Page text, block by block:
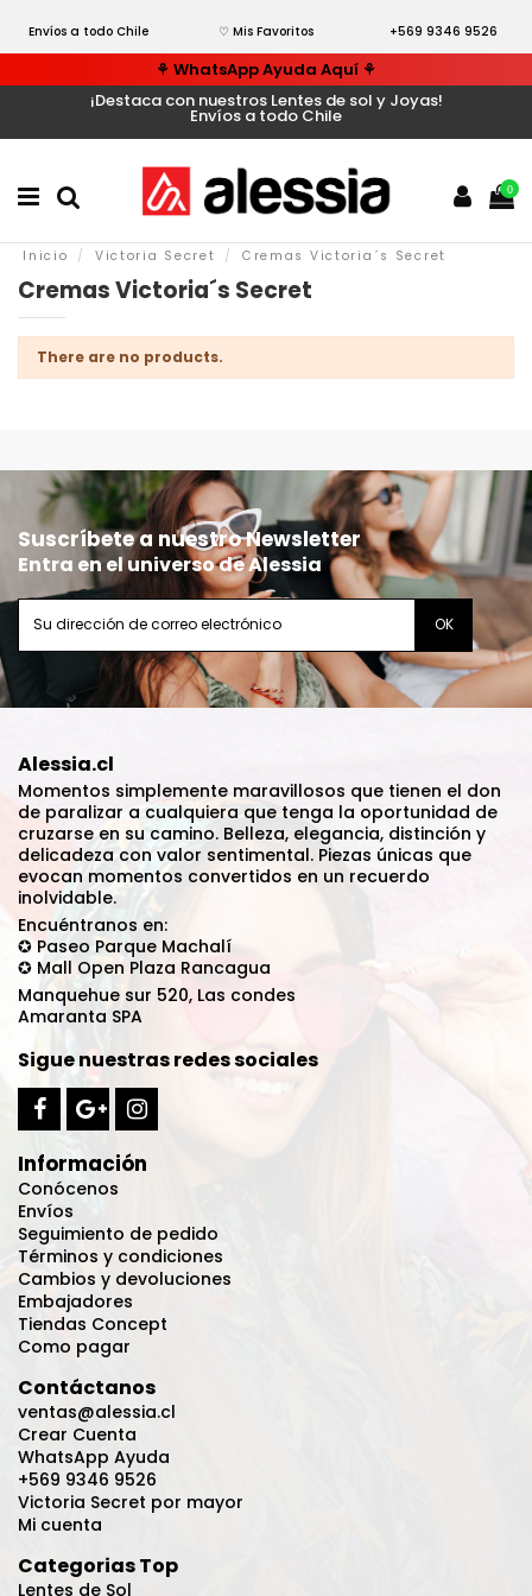
Envíos a todo Chile ♡ Mis Favoritos +569 9346 9526
⚘ WhatsApp Ayuda Aquí ⚘
¡Destaca con nuestros Lentes de sol y Joyas!
Envíos a todo Chile
0
Inicio Victoria Secret Cremas Victoria´s Secret
Cremas Victoria´s Secret
There are no products.
Suscríbete a nuestro Newsletter
Entra en el universo de Alessia
Alessia.cl
Momentos simplemente maravillosos que tienen el don
de paralizar a cualquiera que tenga la oportunidad de
cruzarse en su camino. Belleza, elegancia, distinción y
delicadeza con valor sentimental. Piezas únicas que
evocan momentos convertidos en un recuerdo
inolvidable.
Encuéntranos en:
✪ Paseo Parque Machalí
✪ Mall Open Plaza Rancagua
Manquehue sur 520, Las condes
Amaranta SPA
Sigue nuestras redes sociales
Información
Conócenos
Envíos
Seguimiento de pedido
Términos y condiciones
Cambios y devoluciones
Embajadores
Tiendas Concept
Como pagar
Contáctanos
ventas@alessia.cl
Crear Cuenta
WhatsApp Ayuda
+569 9346 9526
Victoria Secret por mayor
Mi cuenta
Categorias Top
Lentes de Sol